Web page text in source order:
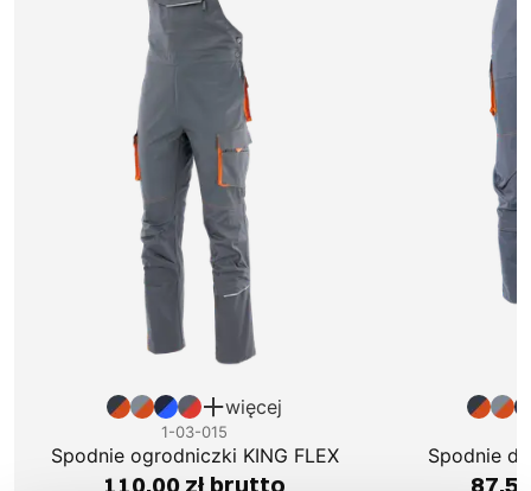
więcej
1-03-015
Spodnie ogrodniczki KING FLEX
110,00 zł brutto
Spodnie